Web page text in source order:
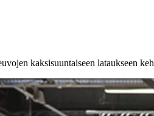
kaksisuuntaiseen lataukseen